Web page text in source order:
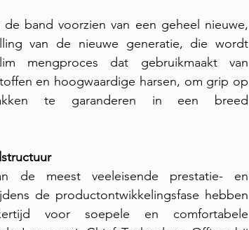
band voorzien van een geheel nieuwe,
van de nieuwe generatie, die wordt
mengproces dat gebruikmaakt van
en hoogwaardige harsen, om grip op
te garanderen in een breed
de meest veeleisende prestatie- en
de productontwikkelingsfase hebben
voor soepele en comfortabele